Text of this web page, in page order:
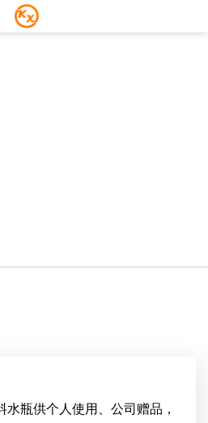
瓶供个人使用、公司赠品，